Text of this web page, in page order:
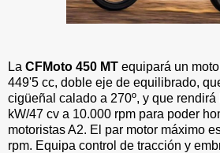
La CFMoto 450 MT equipará un
449'5 cc, doble eje de equilibrado,
cigüeñal calado a 270º, y que
kW/47 cv a 10.000 rpm para poder
motoristas A2. El par motor máximo
rpm. Equipa control de tracción y